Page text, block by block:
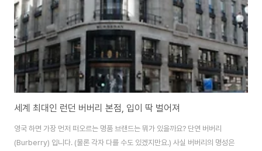
뭐 새롭지..
세계 최대인 런던 버버리 본점, 입이 딱 벌어져
영국 하면 가장 먼저 떠오르는 명품 브랜드는 뭐가 있을까요? 단연 버버리
(Burberry) 입니다. (물론 각자 다를 수도 있겠지만요.) 사실 버버리의 명성은